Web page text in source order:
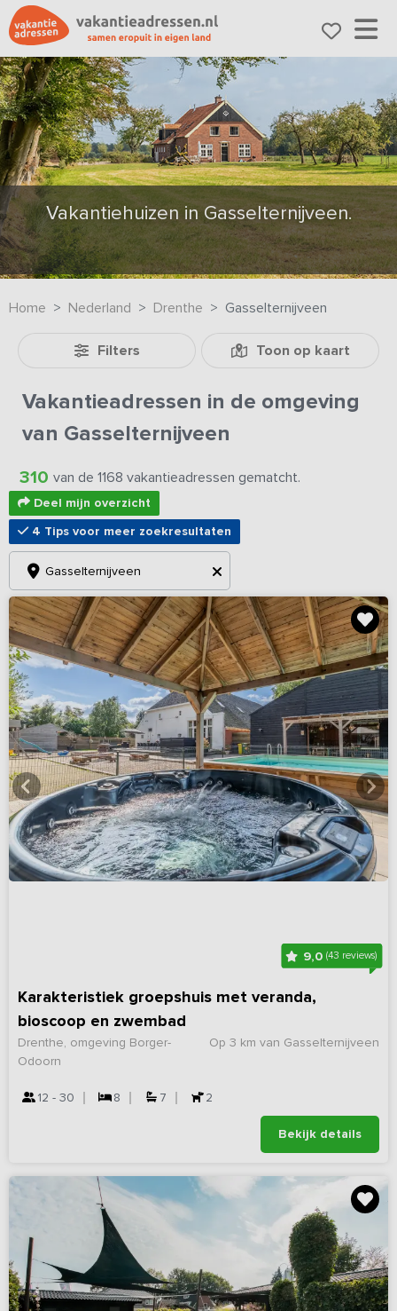
Vakantiehuizen in Gasselternijveen.
Home Nederland Drenthe Gasselternijveen
Filters Toon op kaart
Vakantieadressen in de omgeving
van Gasselternijveen
310 van de 1168 vakantieadressen gematcht.
Deel mijn overzicht
4 Tips voor meer zoekresultaten
Gasselternijveen
9,0(43 reviews)
Karakteristiek groepshuis met veranda,
bioscoop en zwembad
Op 3 km van Gasselternijveen
Drenthe, omgeving Borger-
Odoorn
12 - 30 8 7 2
Bekijk details